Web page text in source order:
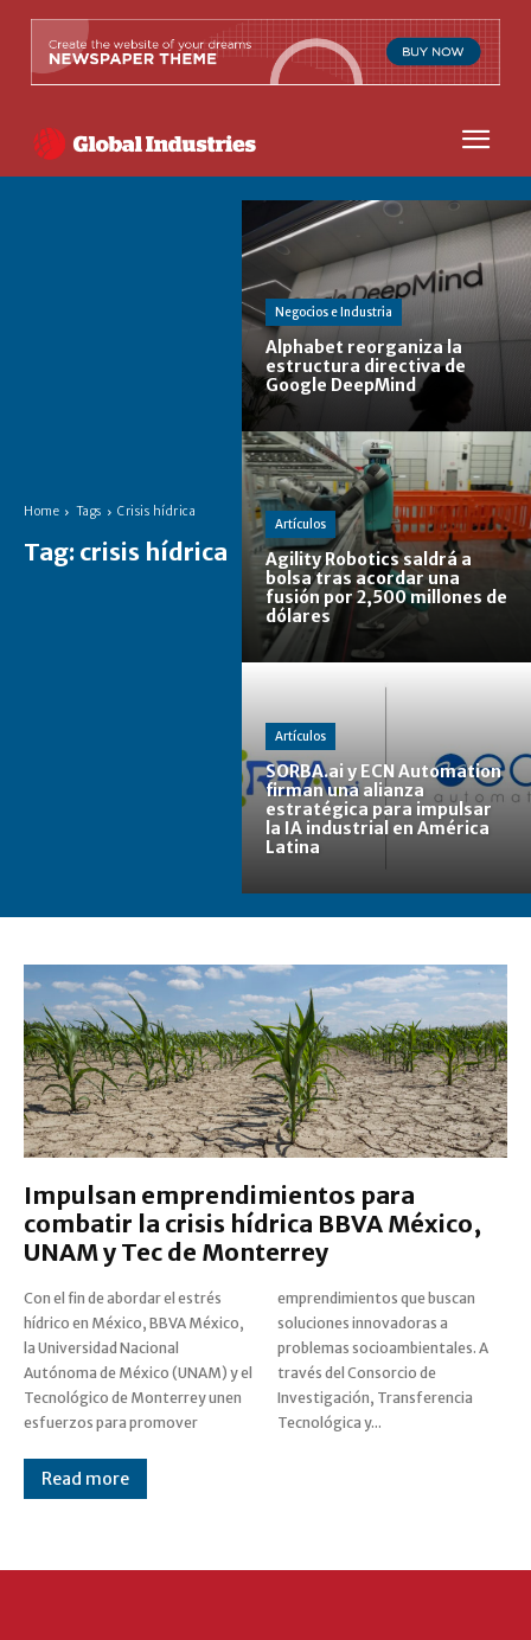
Home Tags Crisis hídrica
Tag: crisis hídrica
Negocios e Industria
Alphabet reorganiza la
estructura directiva de
Google DeepMind
Artículos
Agility Robotics saldrá a
bolsa tras acordar una
fusión por 2,500 millones de
dólares
Artículos
SORBA.ai y ECN Automation
firman una alianza
estratégica para impulsar
la IA industrial en América
Latina
Impulsan emprendimientos para
combatir la crisis hídrica BBVA México,
UNAM y Tec de Monterrey
Con el fin de abordar el estrés
hídrico en México, BBVA México,
la Universidad Nacional
Autónoma de México (UNAM) y el
Tecnológico de Monterrey unen
esfuerzos para promover
emprendimientos que buscan
soluciones innovadoras a
problemas socioambientales. A
través del Consorcio de
Investigación, Transferencia
Tecnológica y...
Read more